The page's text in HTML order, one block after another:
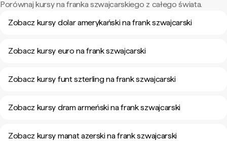
Porównaj kursy na franka szwajcarskiego z całego świata.
Zobacz kursy dolar amerykański na frank szwajcarski
Zobacz kursy euro na frank szwajcarski
Zobacz kursy funt szterling na frank szwajcarski
Zobacz kursy dram armeński na frank szwajcarski
Zobacz kursy manat azerski na frank szwajcarski